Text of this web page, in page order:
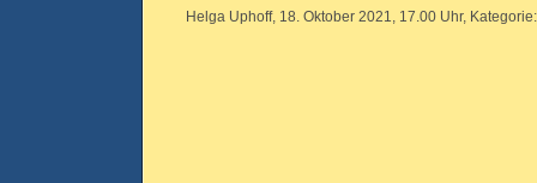
Helga Uphoff, 18. Oktober 2021, 17.00 Uhr,